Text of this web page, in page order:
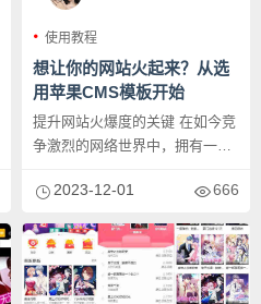
使用教程
想让你的网站火起来？从选
用苹果CMS模板开始
提升网站火爆度的关键 在如今竞
争激烈的网络世界中，拥有一个
产...2023-12-01 666